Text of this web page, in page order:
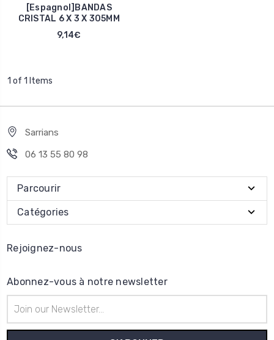
[Espagnol]BANDAS
CRISTAL 6 X 3 X 305MM
9,14€
1 of 1 Items
Sarrians
06 13 55 80 98
Parcourir
Catégories
Rejoignez-nous
Abonnez-vous à notre newsletter
e-
mail